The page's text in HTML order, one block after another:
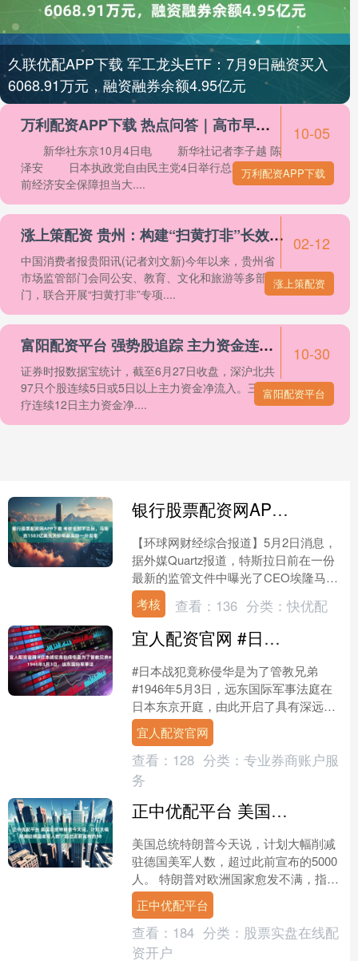
久联优配APP下载 军工龙头ETF：7月9日融资买入
6068.91万元，融资融券余额4.95亿元
万利配资APP下载 热点问答｜高市早苗当选日本自民党总裁三问
新华社东京10月4日电 新华社记者李子越 陈
泽安 日本执政党自由民主党4日举行总裁选举，
前经济安全保障担当大....
10-05
万利配资APP下载
涨上策配资 贵州：构建“扫黄打非”长效机制 净化文化市场环境
中国消费者报贵阳讯(记者刘文新)今年以来，贵州省
市场监管部门会同公安、教育、文化和旅游等多部
门，联合开展“扫黄打非”专项....
02-12
涨上策配资
富阳配资平台 强势股追踪 主力资金连续5日净流入97股
证券时报数据宝统计，截至6月27日收盘，深沪北共
97只个股连续5日或5日以上主力资金净流入。三友医
疗连续12日主力资金净....
10-30
富阳配资平台
银行股票配资网APP下载 考核全部不达标，马斯克1583亿美元天价年薪实际一分没拿
【环球网财经综合报道】5月2日消息，
据外媒Quartz报道，特斯拉日前在一份
最新的监管文件中曝光了CEO埃隆马斯
克的薪酬数据，其2025年账面薪酬高达
1583.....
考核 查看： 136 分类：快优配
宜人配资官网 #日本战犯竟称侵华是为了管教兄弟#1946年5月3日，远东国际军事法
#日本战犯竟称侵华是为了管教兄弟
#1946年5月3日，远东国际军事法庭在
日本东京开庭，由此开启了具有深远历
史意义的“东京审判”的序幕。80年前的
那场东京审判，以....
宜人配资官网
查看： 128 分类： 专业券商账户服
务
正中优配平台 美国总统特朗普今天说，计划大幅削减驻德国美军人数，超过此前宣布的50
美国总统特朗普今天说，计划大幅削减
驻德国美军人数，超过此前宣布的5000
人。 特朗普对欧洲国家愈发不满，指责
它们无视他提出的协助对伊朗战争和重
开霍尔木兹海峡的请....
正中优配平台
查看： 184 分类： 股票实盘在线配
资开户